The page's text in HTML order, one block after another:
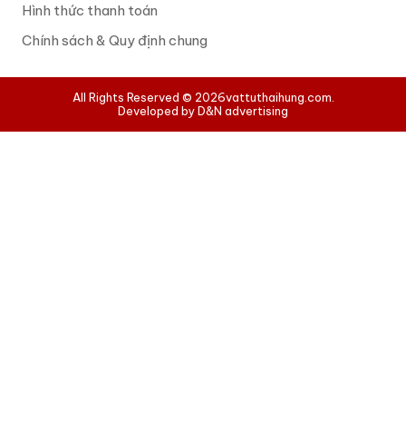
Hình thức thanh toán
Chính sách & Quy định chung
All Rights Reserved © 2026vattuthaihung.com.
Developed by D&N advertising